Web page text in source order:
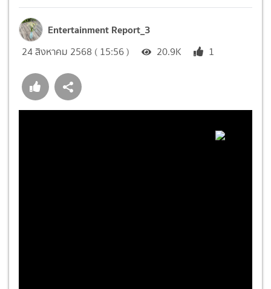
Entertainment Report_3
24 สิงหาคม 2568 ( 15:56 ) 20.9K 1